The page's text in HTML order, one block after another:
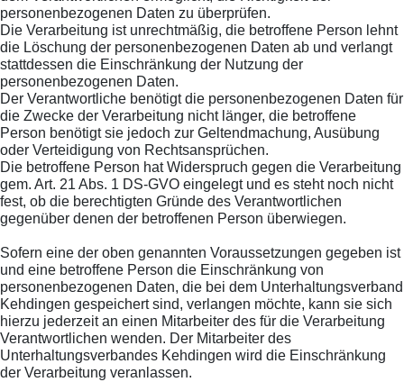
personenbezogenen Daten zu überprüfen.
Die Verarbeitung ist unrechtmäßig, die betroffene Person lehnt
die Löschung der personenbezogenen Daten ab und verlangt
stattdessen die Einschränkung der Nutzung der
personenbezogenen Daten.
Der Verantwortliche benötigt die personenbezogenen Daten für
die Zwecke der Verarbeitung nicht länger, die betroffene
Person benötigt sie jedoch zur Geltendmachung, Ausübung
oder Verteidigung von Rechtsansprüchen.
Die betroffene Person hat Widerspruch gegen die Verarbeitung
gem. Art. 21 Abs. 1 DS-GVO eingelegt und es steht noch nicht
fest, ob die berechtigten Gründe des Verantwortlichen
gegenüber denen der betroffenen Person überwiegen.
Sofern eine der oben genannten Voraussetzungen gegeben ist
und eine betroffene Person die Einschränkung von
personenbezogenen Daten, die bei dem Unterhaltungsverband
Kehdingen gespeichert sind, verlangen möchte, kann sie sich
hierzu jederzeit an einen Mitarbeiter des für die Verarbeitung
Verantwortlichen wenden. Der Mitarbeiter des
Unterhaltungsverbandes Kehdingen wird die Einschränkung
der Verarbeitung veranlassen.